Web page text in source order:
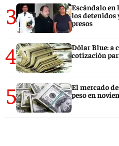
3
Escándalo en
los detenidos
presos
4
Dólar Blue: a
cotización
5
El mercado
peso en